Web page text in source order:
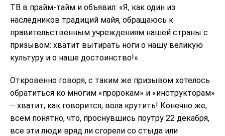
ТВ в прайм-тайм и объявил: «Я, как один из
наследников традиций майя, обращаюсь к
правительственным учреждениям нашей страны с
призывом: хватит вытирать ноги о нашу великую
культуру и о наше достоинство!».
Откровенно говоря, с таким же призывом хотелось
обратиться ко многим «пророкам» и «инструкторам»
– хватит, как говорится, вола крутить! Конечно же,
всем понятно, что, проснувшись поутру 22 декабря,
все эти люди вряд ли сгорели со стыда или